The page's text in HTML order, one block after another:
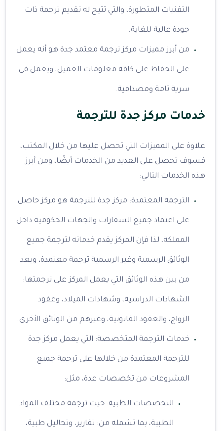
التقنيات المتطورة، والتي تتيح له تقديم ترجمة ذات
جودة عالية للغاية.
من أبرز مميزات مركز ترجمة معتمد جدة هو أنه يعمل
على الحفاظ على كافة معلومات العميل، ويعمل في
سرية تامة ومصداقية.
خدمات مركز جدة للترجمة
علاوة على المميزات التي تحصل عليها من خلال المكتب،
فسوف تحصل على العديد من الخدمات أيضًا، ومن أبرز
هذه الخدمات التالي:
الترجمة المعتمدة: مركز جدة للترجمة هو مركز حاصل
على اعتماد جميع السفارات والجهات الحكومية داخل
المملكة، لذا فإن المركز يقدم خدماته لترجمة جميع
الوثائق الرسمية وغير الرسمية ترجمة معتمدة، ويعد
من بين هذه الوثائق التي يعمل المركز على ترجمتها:
الشهادات الدراسية، وشهادات الميلاد، وعقود
الزواج، والعقود القانونية، وغيرهم من الوثائق الأخرى.
خدمات الترجمة المتخصصة: التي يعمل مركز جدة
للترجمة المعتمدة من خلالها على ترجمة جميع
المشروعات من تخصصات عدة، مثل:
التخصصات الطبية: حيث ترجمة مختلف المواد
الطبية، بما تشمله من: تقارير، وتحاليل طبية،